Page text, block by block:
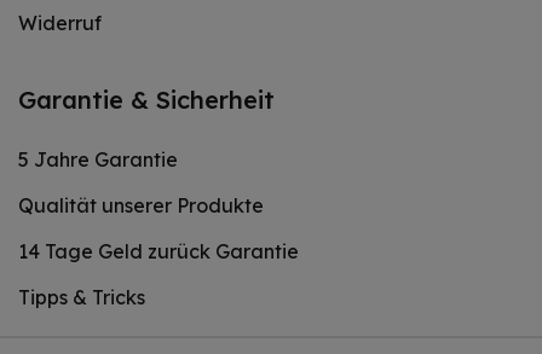
Widerruf
Garantie & Sicherheit
5 Jahre Garantie
Qualität unserer Produkte
14 Tage Geld zurück Garantie
Tipps & Tricks